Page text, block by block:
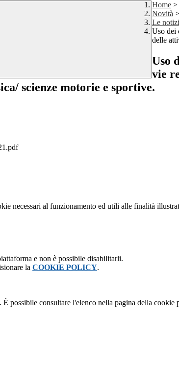
Home >
Novità >
Le
Uso dei
delle
Uso
vie
scienze motorie e sportive.
necessari al funzionamento ed utili alle finalità
e non è possibile disabilitarli.
la COOKIE POLICY.
possibile consultare l'elenco nella pagina della cookie